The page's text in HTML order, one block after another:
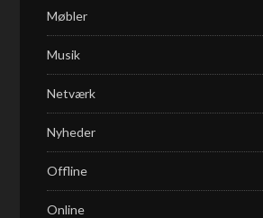
Møbler
Musik
Netværk
Nyheder
Offline
Online